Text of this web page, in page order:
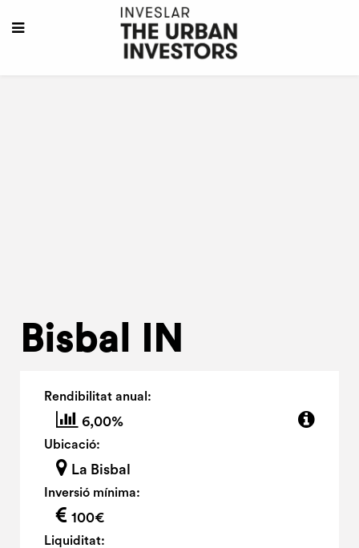
Bisbal IN
Rendibilitat anual:
6,00%
Ubicació:
La Bisbal
Inversió mínima:
100€
Liquiditat: